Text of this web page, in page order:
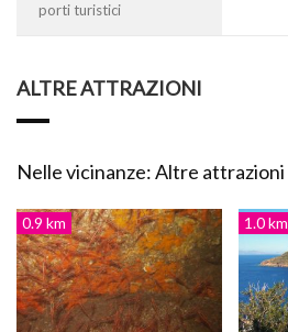
porti turistici
ALTRE ATTRAZIONI
Nelle vicinanze: Altre attrazioni
0.9 km 1.0 km